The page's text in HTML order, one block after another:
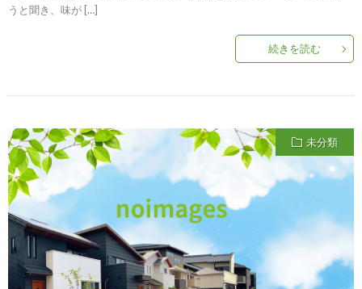
うと聞き、味が […]
続きを読む
未分類